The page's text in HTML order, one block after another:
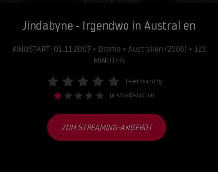
Jindabyne - Irgendwo in Australien
KINOSTART: 01.11.2007 • Drama • Australien (2006) • 123
MINUTEN
Lesermeinung
prisma-Redaktion
ZUM STREAMING-ANGEBOT